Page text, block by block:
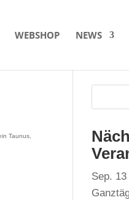
WEBSHOP NEWS
Taunus
Sep. 13